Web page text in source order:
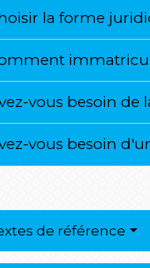
la forme
vous besoin
vous besoin
de référence